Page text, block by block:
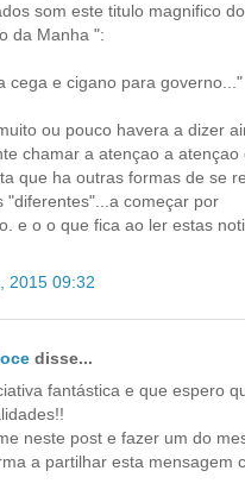
som este titulo magnifico
da Manha ":
cega e cigano para governo..."
ou pouco havera a dizer
chamar a atençao a atençao
que ha outras formas de se
"diferentes"...a começar por
e o o que fica ao ler estas
2015 09:32
disse...
fantástica e que espero
neste post e fazer um do
a partilhar esta mensagem